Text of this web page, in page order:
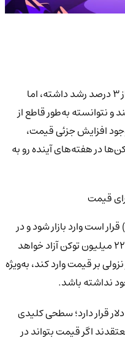
ارز دیجیتال پای (Pi Coin) امروز بیش از ۳ درصد رشد داشته، اما
نتوانسته به‌طور قاطع از
کند. با وجود افزایش جزئی قیمت،
در هفته‌های آینده رو به
قیمت
است وارد بازار شود و در
۳۰ روز آینده نیز موجی بزرگ‌تر شامل ۲۲۳ میلیون توکن آزاد خواهد
بر قیمت وارد کند، به‌ویژه
نداشته باشد.
حاضر قیمت پای در حدود ۰.۶۶ دلار قرار دارد؛ سطحی کلیدی
اگر قیمت بتواند در